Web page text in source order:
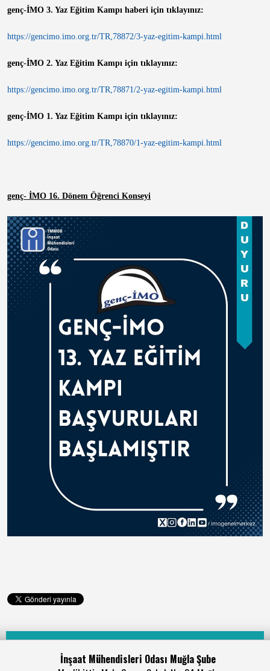
genç-İMO 3. Yaz Eğitim Kampı haberi için tıklayınız:
https://gencimo.imo.org.tr/TR,78872/3-yaz-egitim-kampi.html
genç-İMO 2. Yaz Eğitim Kampı için tıklayınız:
https://gencimo.imo.org.tr/TR,78871/2-yaz-egitim-kampi.html
genç-İMO 1. Yaz Eğitim Kampı için tıklayınız:
https://gencimo.imo.org.tr/TR,78870/1-yaz-egitim-kampi.html
genç- İMO 16. Dönem Öğrenci Konseyi
İnşaat Mühendisleri Odası Muğla Şube